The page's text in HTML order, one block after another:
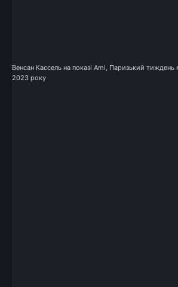
Венсан Кассель на показі Ami, Паризький
2023 року